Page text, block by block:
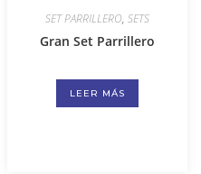
SET PARRILLERO, SETS
Gran Set Parrillero
LEER MÁS